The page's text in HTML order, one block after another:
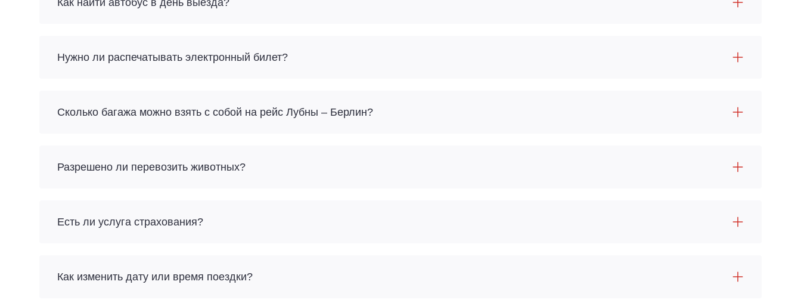
Как найти автобус в день выезда?
Нужно ли распечатывать электронный билет?
Сколько багажа можно взять с собой на рейс Лубны – Берлин?
Разрешено ли перевозить животных?
Есть ли услуга страхования?
Как изменить дату или время поездки?